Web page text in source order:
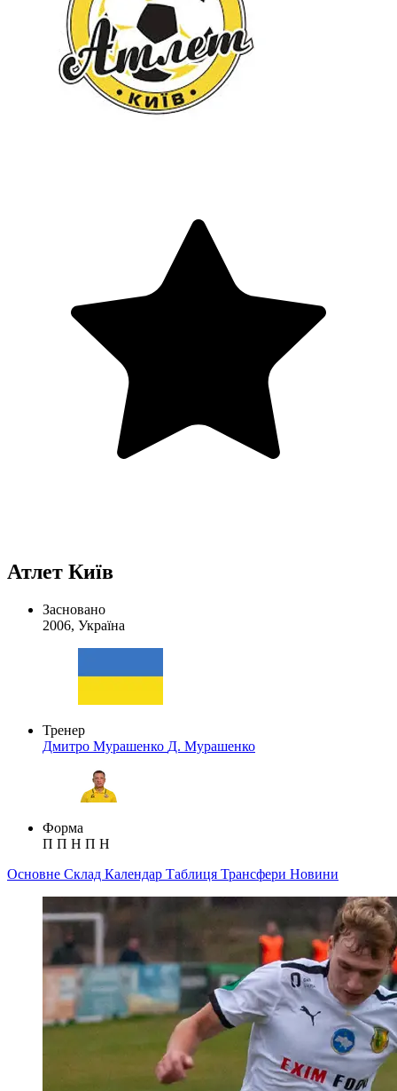
Атлет Київ
Засновано
2006, Україна
Тренер
Дмитро Мурашенко Д. Мурашенко
Форма
П П Н П Н
Основне Склад Календар Таблиця Трансфери Новини